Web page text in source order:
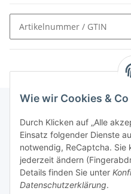
Wie wir Cookies &
Durch Klicken auf „Alle
Einsatz folgender Dienste
notwendig, ReCaptcha. Sie
jederzeit ändern
Details finden Sie unter
Datenschutzerklärung.
Schnellkauf